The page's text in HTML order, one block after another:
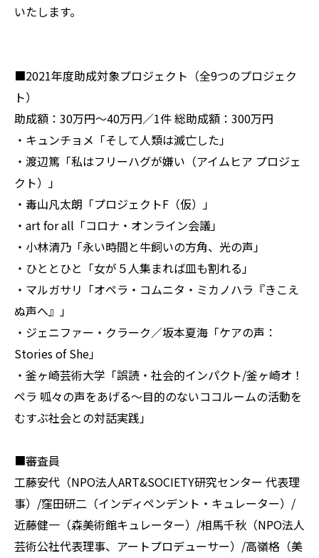
いたします。
■2021年度助成対象プロジェクト（全9つのプロジェク
ト）
助成額：30万円〜40万円／1件 総助成額：300万円
・キュンチョメ「そして人類は滅亡した」
・渡辺篤「私はフリーハグが嫌い（アイムヒア プロジェ
クト）」
・毒山凡太朗「プロジェクトF（仮）」
・art for all「コロナ・オンライン会議」
・小林清乃「永い時間と牛飼いの方角、光の声」
・ひととひと「女が５人集まれば皿も割れる」
・マルガサリ「オペラ・コムニタ・ミカノハラ『きこえ
ぬ声へ』」
・ジェニファー・クラーク／坂本夏海「ケアの声：
Stories of She」
・釜ヶ崎芸術大学「誤読・社会的インパクト/釜ヶ崎オ！
ペラ 呱々の声をあげる〜目的のないココルームの活動を
むすぶ社会との対話実践」
■審査員
工藤安代（NPO法人ART&SOCIETY研究センター 代表理
事）/窪田研二（インディペンデント・キュレーター）/
近藤健一（森美術館キュレーター）/相馬千秋（NPO法人
芸術公社代表理事、アートプロデューサー）/高嶺格（美